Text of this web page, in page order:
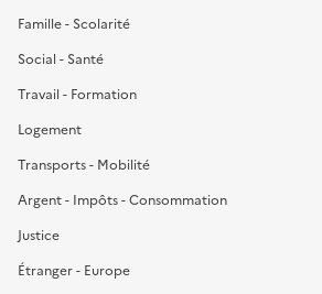
Famille - Scolarité
Social - Santé
Travail - Formation
Logement
Transports - Mobilité
Argent - Impôts - Consommation
Justice
Étranger - Europe